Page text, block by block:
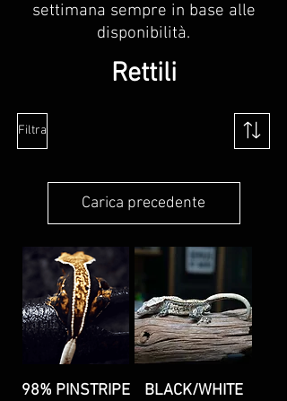
settimana sempre in base alle
disponibilità.
Rettili
Filtra
Carica precedente
98% PINSTRIPE
BLACK/WHITE